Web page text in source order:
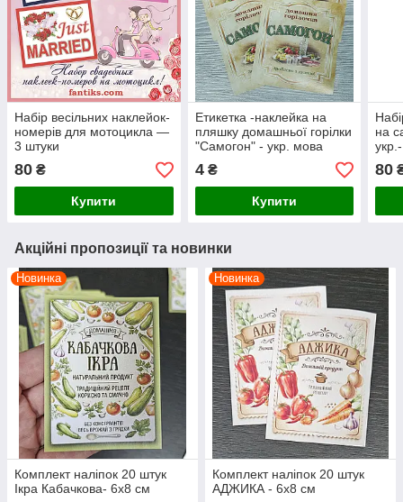
Набір весільних наклейок-
номерів для мотоцикла —
3 штуки
80 ₴
Купити
Етикетка -наклейка на
пляшку домашньої горілки
"Самогон" - укр. мова
4₴
Купити
на
80
Акційні пропозиції та новинки
Новинка
Комплект наліпок 20 штук
Ікра Кабачкова- 6х8 см
Новинка
Комплект наліпок 20 штук
АДЖИКА - 6х8 см